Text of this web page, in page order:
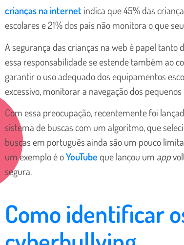
crianças na internetindica que 45% das
escolares e 21% dos pais não monitora o que
A segurança das crianças na web é papel tanto
essa responsabilidade se estende também ao
garantir o uso adequado dos equipamentos
excessivo, monitorar a navegação dos
Com essa preocupação, recentemente foi
sistema de buscas com um algoritmo, que
buscas em português ainda são um pouco
um exemplo é oYouTube que lançou um app
segura.
Como identificar